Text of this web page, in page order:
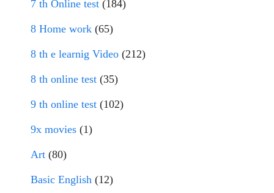
7 th Online test (184)
8 Home work (65)
8 th e learnig Video (212)
8 th online test (35)
9 th online test (102)
9x movies (1)
Art (80)
Basic English (12)